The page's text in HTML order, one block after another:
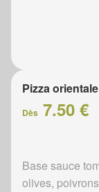
Pizza
Dès 7.50 €
Base sauce
olives,